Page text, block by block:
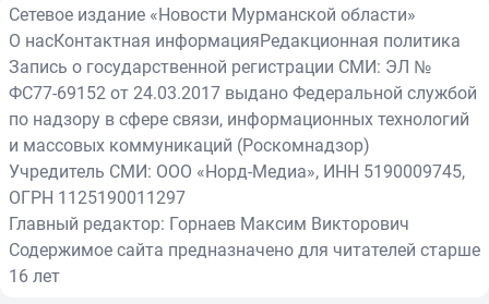
Сетевое издание «Новости Мурманской области»
О насКонтактная информацияРедакционная политика
Запись о государственной регистрации СМИ: ЭЛ №
ФС77-69152 от 24.03.2017 выдано Федеральной службой
по надзору в сфере связи, информационных технологий
и массовых коммуникаций (Роскомнадзор)
Учредитель СМИ: ООО «Норд-Медиа», ИНН 5190009745,
ОГРН 1125190011297
Главный редактор: Горнаев Максим Викторович
Содержимое сайта предназначено для читателей старше
16 лет